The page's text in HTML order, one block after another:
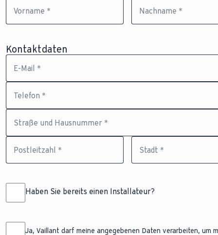
Vorname * Nachname *
Kontaktdaten
E-Mail *
Telefon *
Straße und Hausnummer *
Postleitzahl * Stadt *
Haben Sie bereits einen Installateur?
Name des Unternehmens
Ja, Vaillant darf meine angegebenen Daten verarbeiten, um